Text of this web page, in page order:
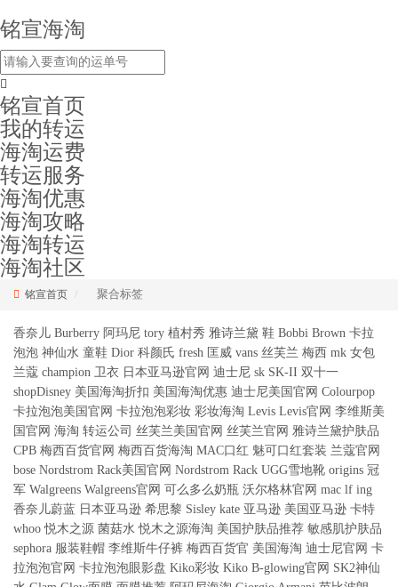
铭宣海淘
铭宣首页
我的转运
海淘运费
转运服务
海淘优惠
海淘攻略
海淘转运
海淘社区
铭宣首页 聚合标签
香奈儿 Burberry 阿玛尼 tory 植村秀 雅诗兰黛 鞋 Bobbi Brown 卡拉
泡泡 神仙水 童鞋 Dior 科颜氏 fresh 匡威 vans 丝芙兰 梅西 mk 女包
兰蔻 champion 卫衣 日本亚马逊官网 迪士尼 sk SK-II 双十一
shopDisney 美国海淘折扣 美国海淘优惠 迪士尼美国官网 Colourpop
卡拉泡泡美国官网 卡拉泡泡彩妆 彩妆海淘 Levis Levis官网 李维斯美
国官网 海淘 转运公司 丝芙兰美国官网 丝芙兰官网 雅诗兰黛护肤品
CPB 梅西百货官网 梅西百货海淘 MAC口红 魅可口红套装 兰蔻官网
bose Nordstrom Rack美国官网 Nordstrom Rack UGG雪地靴 origins 冠
军 Walgreens Walgreens官网 可么多么奶瓶 沃尔格林官网 mac lf ing
香奈儿蔚蓝 日本亚马逊 希思黎 Sisley kate 亚马逊 美国亚马逊 卡特
whoo 悦木之源 菌菇水 悦木之源海淘 美国护肤品推荐 敏感肌护肤品
sephora 服装鞋帽 李维斯牛仔裤 梅西百货官 美国海淘 迪士尼官网 卡
拉泡泡官网 卡拉泡泡眼影盘 Kiko彩妆 Kiko B-glowing官网 SK2神仙